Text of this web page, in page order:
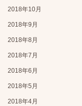
2018年10月
2018年9月
2018年8月
2018年7月
2018年6月
2018年5月
2018年4月